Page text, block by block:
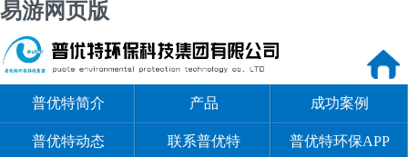
易游网页版
普优特简介 产品 成功案例
普优特动态 联系普优特 普优特环保APP